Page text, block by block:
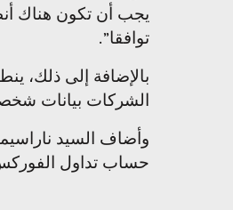
يجب أن تكون هناك
توافقا.”
بالإضافة إلى ذلك،
الشركات بيانات
وأضاف السيد
حساب تداول الفوركس